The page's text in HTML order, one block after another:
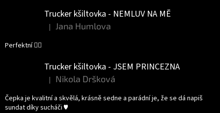
Trucker kšiltovka - NEMLUV NA MĚ
Hodnocení produktu je 5 z 5 hvězdiček.
| Jana Humlova
Perfektní 👌🏻
Trucker kšiltovka - JSEM PRINCEZNA
Hodnocení produktu je 5 z 5 hvězdiček.
| Nikola Dršková
Čepka je kvalitní a skvělá, krásně sedne a parádní je, že se dá napiš
sundat díky sucháči ♥️